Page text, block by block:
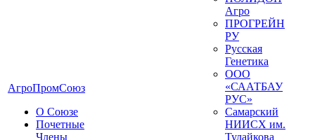
АгроПромСоюз
О Союзе
Почетные
Члены
Агро
ПРОГРЕЙН
РУ
Русская
Генетика
ООО
«СААТБАУ
РУС»
Самарский
НИИСХ им.
Тулайкова